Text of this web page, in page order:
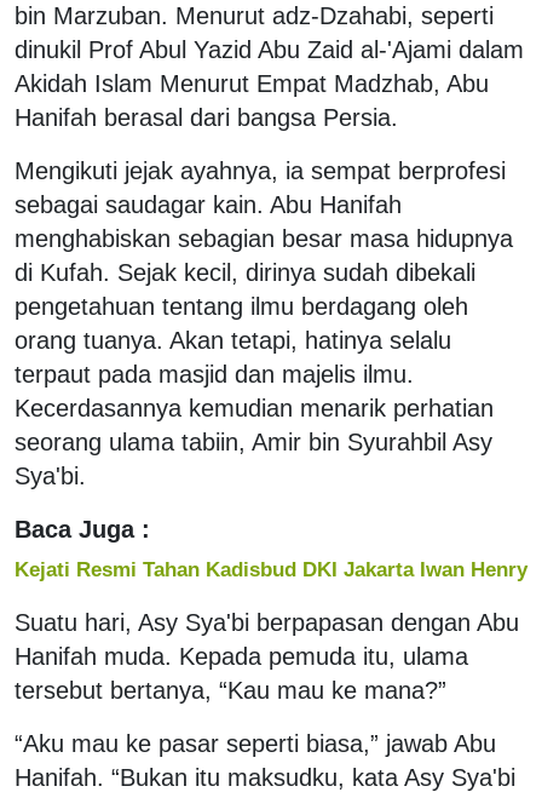
bin Marzuban. Menurut adz-Dzahabi, seperti
dinukil Prof Abul Yazid Abu Zaid al-'Ajami dalam
Akidah Islam Menurut Empat Madzhab, Abu
Hanifah berasal dari bangsa Persia.
Mengikuti jejak ayahnya, ia sempat berprofesi
sebagai saudagar kain. Abu Hanifah
menghabiskan sebagian besar masa hidupnya
di Kufah. Sejak kecil, dirinya sudah dibekali
pengetahuan tentang ilmu berdagang oleh
orang tuanya. Akan tetapi, hatinya selalu
terpaut pada masjid dan majelis ilmu.
Kecerdasannya kemudian menarik perhatian
seorang ulama tabiin, Amir bin Syurahbil Asy
Sya'bi.
Baca Juga :
Kejati Resmi Tahan Kadisbud DKI Jakarta Iwan Henry
Suatu hari, Asy Sya'bi berpapasan dengan Abu
Hanifah muda. Kepada pemuda itu, ulama
tersebut bertanya, “Kau mau ke mana?”
“Aku mau ke pasar seperti biasa,” jawab Abu
Hanifah. “Bukan itu maksudku, kata Asy Sya'bi